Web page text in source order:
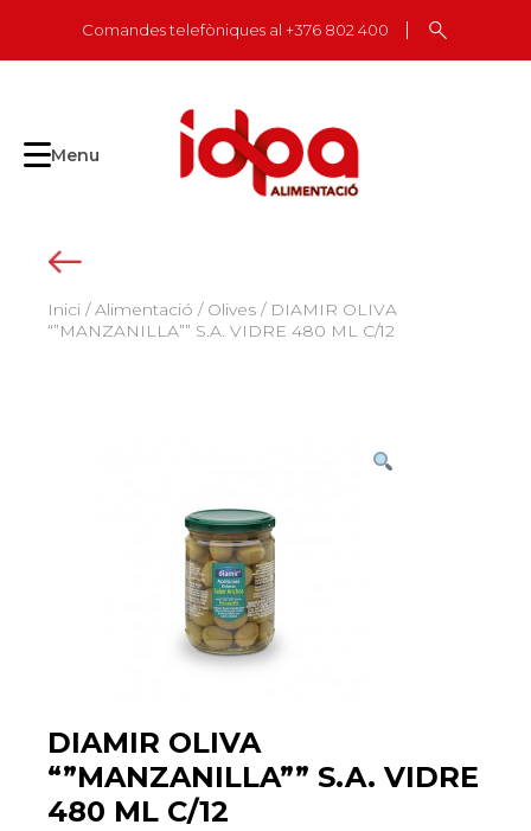
content
Comandes telefòniques al +376 802 400
Menu
Inici /Alimentació / Olives / DIAMIR OLIVA
“”MANZANILLA”” S.A. VIDRE 480 ML C/12
DIAMIR OLIVA
“”MANZANILLA”” S.A. VIDRE
480 ML C/12